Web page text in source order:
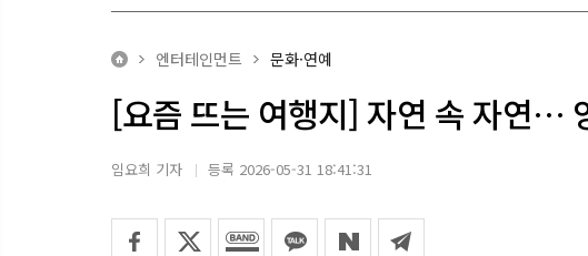
엔터테인먼트 문화·연예
[요즘 뜨는 여행지] 자연 속 자연…
임요희 기자 등록 2026-05-31 18:41:31